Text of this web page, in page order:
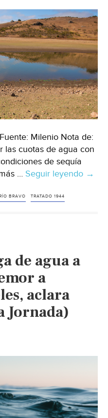
desde
‘El
Cuchillo’
(Milenio)
Milenio Nota de:
las cuotas de agua con
de sequía
… Seguir leyendo
hasta
→
BRAVO TRATADO 1944
de agua a
a
aclara
Jornada)